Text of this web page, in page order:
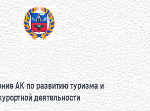
АК по развитию туризма и
деятельности